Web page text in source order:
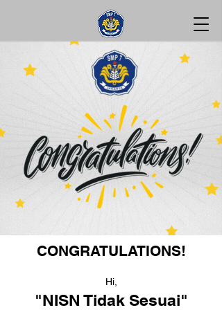
CONGRATULATIONS!
Hi,
"NISN Tidak Sesuai"